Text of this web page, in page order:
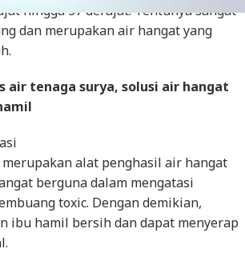
hingga 37 derajat. Tentunya sangat
dan merupakan air hangat yang
air tenaga surya, solusi air hangat
alat penghasil air hangat
berguna dalam mengatasi
toxic. Dengan demikian,
ibu hamil bersih dan dapat menyerap